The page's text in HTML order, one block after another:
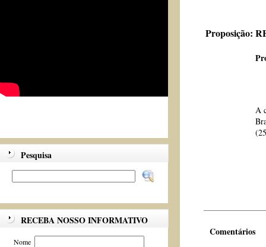
Pesquisa
RECEBA NOSSO INFORMATIVO
Nome
Proposição:
A
Comentários